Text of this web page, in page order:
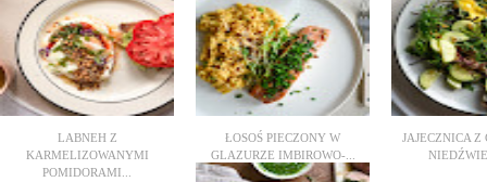
LABNEH Z
KARMELIZOWANYMI
POMIDORAMI...
ŁOSOŚ PIECZONY W
GLAZURZE IMBIROWO-...
JAJECZNICA Z